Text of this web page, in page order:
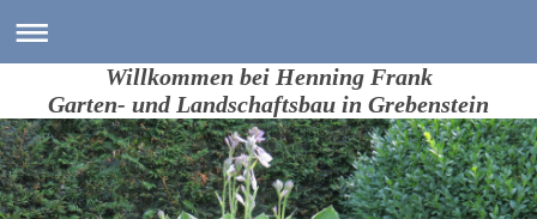
Willkommen bei Henning Frank
Garten- und Landschaftsbau in Grebenstein